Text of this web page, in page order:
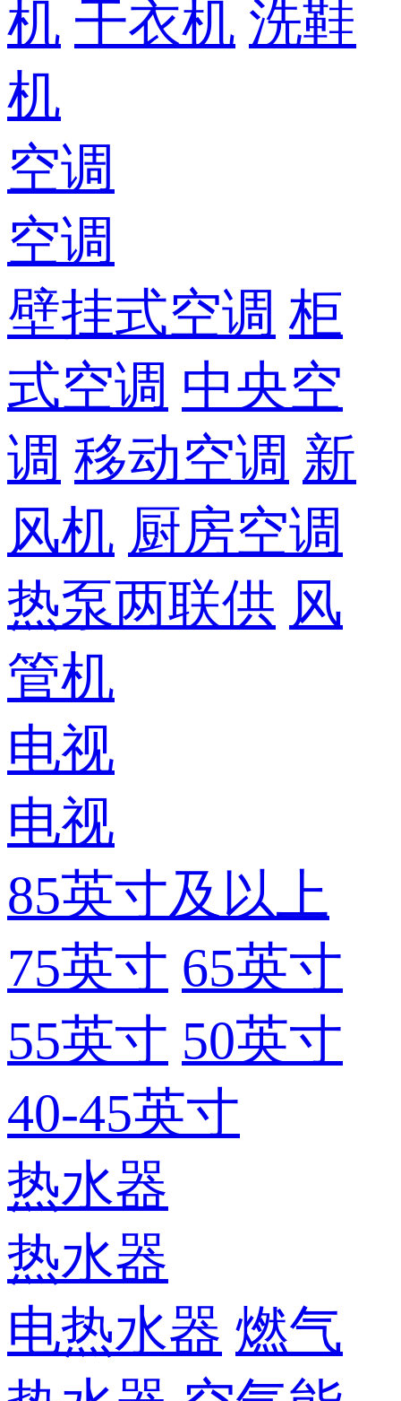
机 干衣机 洗鞋
机
空调
空调
壁挂式空调 柜
式空调 中央空
调 移动空调 新
风机 厨房空调
热泵两联供 风
管机
电视
电视
85英寸及以上
75英寸 65英寸
55英寸 50英寸
40-45英寸
热水器
热水器
电热水器 燃气